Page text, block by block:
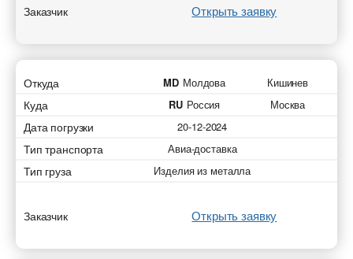
Добавить груз для автоперевозок
Город загрузки
Город выгрузки
Добавить транспорт для автоперевозок
Город выгрузки
Заказчик Открыть заявку
Откуда MD Молдова Кишинев
Куда RU Россия Москва
Дата погрузки 20-12-2024
Тип транспорта Авиа-доставка
Тип груза Изделия из металла
Заказчик Открыть заявку
Узнать стоимость перевозки
Город загрузки
Город выгрузки
Разместить транспорт для поиска груза
Город выгрузки